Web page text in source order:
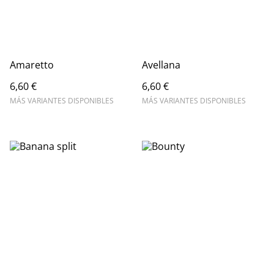
Amaretto
6,60 €
MÁS VARIANTES DISPONIBLES
Avellana
6,60 €
MÁS VARIANTES DISPONIBLES